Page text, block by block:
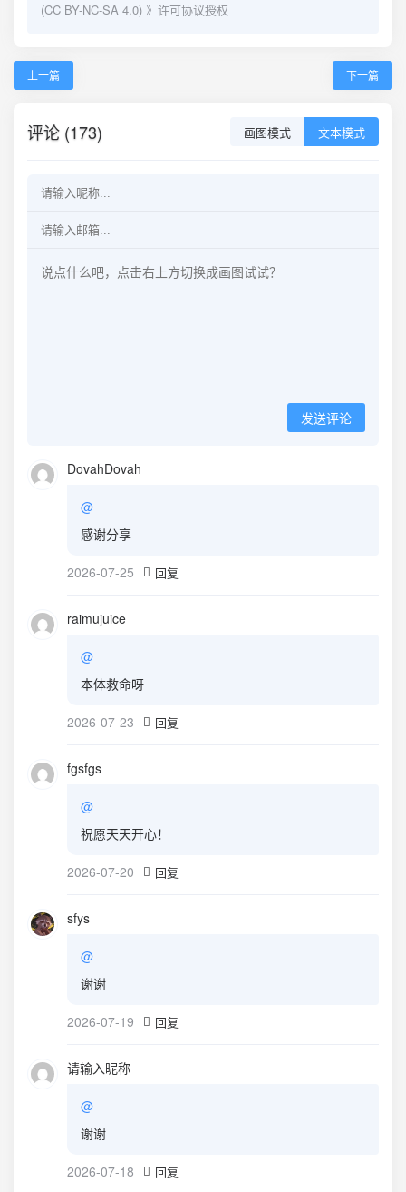
(CC BY-NC-SA 4.0) 》许可协议授权
上一篇 下一篇
评论 (173) 画图模式 文本模式
发送评论
DovahDovah
@
感谢分享
2026-07-25 回复
raimujuice
@
本体救命呀
2026-07-23 回复
fgsfgs
@
祝愿天天开心！
2026-07-20 回复
sfys
@
谢谢
2026-07-19 回复
请输入昵称
@
谢谢
2026-07-18 回复